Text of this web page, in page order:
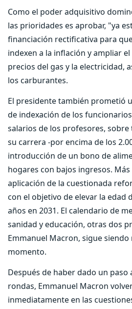
Como el poder adquisitivo
las prioridades es aprobar, "ya
financiación rectificativa para
indexen a la inflación y ampliar
precios del gas y la electricidad,
los carburantes.
El presidente también prometió
de indexación de los
salarios de los profesores,
su carrera -por encima de los
introducción de un bono de
hogares con bajos ingresos. Más
aplicación de la cuestionada
con el objetivo de elevar la edad
años en 2031. El calendario de
sanidad y educación, otras dos
Emmanuel Macron, sigue
momento.
Después de haber dado un paso
rondas, Emmanuel Macron
inmediatamente en las